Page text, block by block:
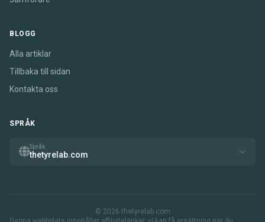
BLOGG
Alla artiklar
Tillbaka till sidan
Kontakta oss
SPRÅK
Språk
thetyrelab.com
© 2026 thetyrelab.com